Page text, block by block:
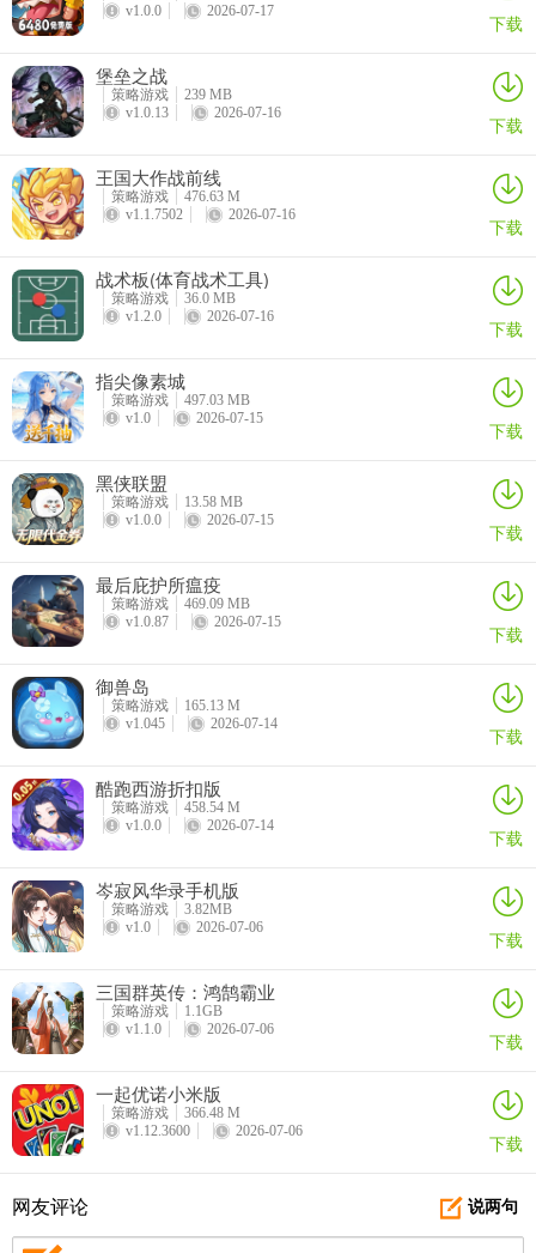
4、同时，不要忘记精彩活动；
5、完成闯关任务还有百抽，可以选择更多角色，搭配更多阵容；
6、另外，如果玩家有氪金需求，战令前期推荐购买，首充也可以购
买！
v1.0.0
2026-07-17 下载
堡垒之战
策略游戏
239 MB
v1.0.13
2026-07-16 下载
王国大作战前线
策略游戏
476.63 M
v1.1.7502
2026-07-16 下载
战术板(体育战术工具)
策略游戏
36.0 MB
v1.2.0
2026-07-16 下载
指尖像素城
策略游戏
497.03 MB
v1.0
2026-07-15 下载
黑侠联盟
策略游戏
13.58 MB
v1.0.0
2026-07-15 下载
最后庇护所瘟疫
策略游戏
469.09 MB
v1.0.87
2026-07-15 下载
御兽岛
策略游戏
165.13 M
v1.045
2026-07-14 下载
酷跑西游折扣版
策略游戏
458.54 M
v1.0.0
2026-07-14 下载
岑寂风华录手机版
策略游戏
3.82MB
v1.0
2026-07-06 下载
三国群英传：鸿鹄霸业
策略游戏
1.1GB
v1.1.0
2026-07-06 下载
一起优诺小米版
策略游戏
366.48 M
v1.12.3600
2026-07-06 下载
说两句
网友评论